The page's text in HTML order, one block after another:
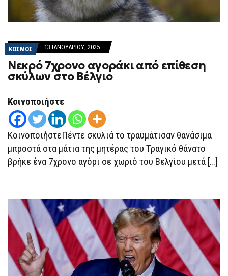
ΚΟΣΜΟΣ 13 ΙΑΝΟΥΑΡΊΟΥ, 2025
Νεκρό 7χρονο αγοράκι από επίθεση
σκύλων στο Βέλγιο
Κοινοποιήστε
ΚοινοποιήστεΠέντε σκυλιά το τραυμάτισαν θανάσιμα
μπροστά στα μάτια της μητέρας του Τραγικό θάνατο
βρήκε ένα 7χρονο αγόρι σε χωριό του Βελγίου μετά […]